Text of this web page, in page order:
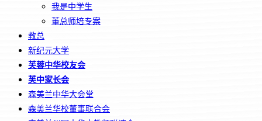
我是中学生
董总师培专案
教总
新纪元大学
芙蓉中华校友会
芙中家长会
森美兰中华大会堂
森美兰华校董事联合会